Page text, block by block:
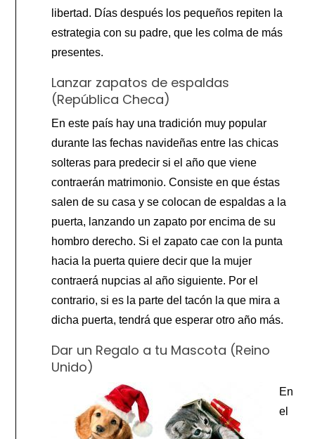
libertad. Días después los pequeños repiten la
estrategia con su padre, que les colma de más
presentes.
Lanzar zapatos de espaldas
(República Checa)
En este país hay una tradición muy popular
durante las fechas navideñas entre las chicas
solteras para predecir si el año que viene
contraerán matrimonio. Consiste en que éstas
salen de su casa y se colocan de espaldas a la
puerta, lanzando un zapato por encima de su
hombro derecho. Si el zapato cae con la punta
hacia la puerta quiere decir que la mujer
contraerá nupcias al año siguiente. Por el
contrario, si es la parte del tacón la que mira a
dicha puerta, tendrá que esperar otro año más.
Dar un Regalo a tu Mascota (Reino
Unido)
En
el